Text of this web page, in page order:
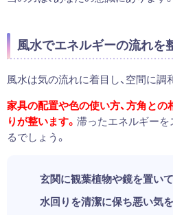
風水でエネルギーの流れを
風水は気の流れに着目し、空間に調
家具の配置や色の使い方、方角との
りが整います。 滞ったエネルギー
るでしょう。
玄関に観葉植物や鏡を置い
水回りを清潔に保ち悪い気